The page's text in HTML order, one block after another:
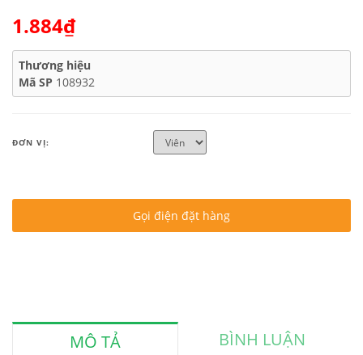
1.884₫
Thương hiệu
Mã SP 108932
ĐƠN VỊ:
Gọi điện đặt hàng
MÔ TẢ BÌNH LUẬN